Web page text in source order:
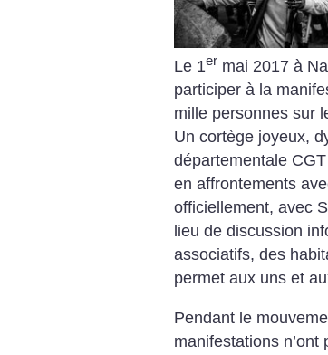
Le 1er mai 2017 à
participer à la
mille personnes sur
Un cortège joyeux,
départementale
en affrontements
officiellement, avec
lieu de discussion
associatifs, des
permet aux uns et
Pendant le
manifestations